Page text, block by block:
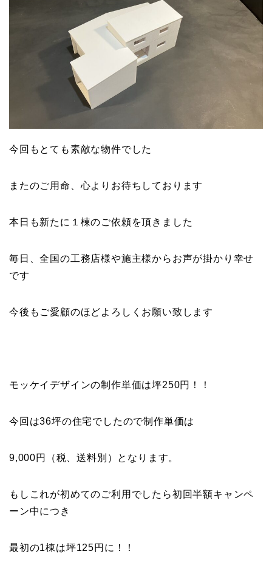
今回もとても素敵な物件でした
またのご用命、心よりお待ちしております
本日も新たに１棟のご依頼を頂きました
毎日、全国の工務店様や施主様からお声が掛かり幸せ
です
今後もご愛顧のほどよろしくお願い致します
モッケイデザインの制作単価は坪250円！！
今回は36坪の住宅でしたので制作単価は
9,000円（税、送料別）となります。
もしこれが初めてのご利用でしたら初回半額キャンペ
ーン中につき
最初の1棟は坪125円に！！